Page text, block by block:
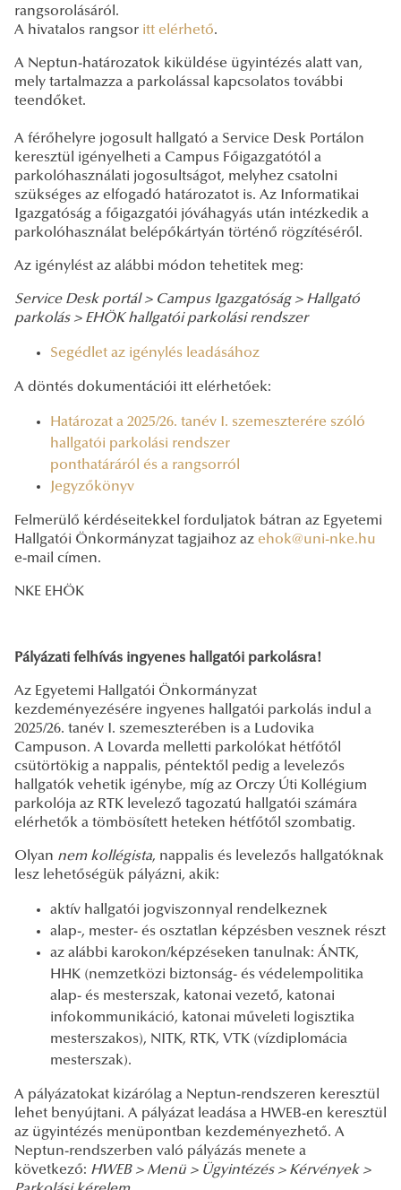
rangsorolásáról.
A hivatalos rangsor itt elérhető.
A Neptun-határozatok kiküldése ügyintézés alatt van,
mely tartalmazza a parkolással kapcsolatos további
teendőket.
A férőhelyre jogosult hallgató a Service Desk Portálon
keresztül igényelheti a Campus Főigazgatótól a
parkolóhasználati jogosultságot, melyhez csatolni
szükséges az elfogadó határozatot is. Az Informatikai
Igazgatóság a főigazgatói jóváhagyás után intézkedik a
parkolóhasználat belépőkártyán történő rögzítéséről.
Az igénylést az alábbi módon tehetitek meg:
Service Desk portál >Campus Igazgatóság >Hallgató
parkolás >EHÖK hallgatói parkolási rendszer
Segédlet az igénylés leadásához
A döntés dokumentációi itt elérhetőek:
Határozat a 2025/26. tanév I. szemeszterére szóló
hallgatói parkolási rendszer
ponthatáráról és a rangsorról
Jegyzőkönyv
Felmerülő kérdéseitekkel forduljatok bátran az Egyetemi
Hallgatói Önkormányzat tagjaihoz az ehok@uni-nke.hu
e-mail címen.
NKE EHÖK
Pályázati felhívás ingyenes hallgatói parkolásra!
Az Egyetemi Hallgatói Önkormányzat
kezdeményezésére ingyenes hallgatói parkolás indul a
2025/26. tanév I. szemeszterében is a Ludovika
Campuson. A Lovarda melletti parkolókat hétfőtől
csütörtökig a nappalis, péntektől pedig a levelezős
hallgatók vehetik igénybe, míg az Orczy Úti Kollégium
parkolója az RTK levelező tagozatú hallgatói számára
elérhetők a tömbösített heteken hétfőtől szombatig.
Olyan nem kollégista, nappalis és levelezős hallgatóknak
lesz lehetőségük pályázni, akik:
aktív hallgatói jogviszonnyal rendelkeznek
alap-, mester- és osztatlan képzésben vesznek részt
az alábbi karokon/képzéseken tanulnak: ÁNTK,
HHK (nemzetközi biztonság- és védelempolitika
alap- és mesterszak, katonai vezető, katonai
infokommunikáció, katonai műveleti logisztika
mesterszakos), NITK, RTK, VTK (vízdiplomácia
mesterszak).
A pályázatokat kizárólag a Neptun-rendszeren keresztül
lehet benyújtani. A pályázat leadása a HWEB-en keresztül
az ügyintézés menüpontban kezdeményezhető. A
Neptun-rendszerben való pályázás menete a
következő: HWEB > Menü > Ügyintézés > Kérvények >